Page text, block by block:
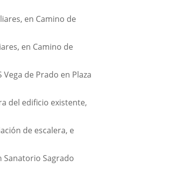
en Camino de
en Camino de
de Prado en Plaza
del edificio existente,
de escalera, e
Sanatorio Sagrado